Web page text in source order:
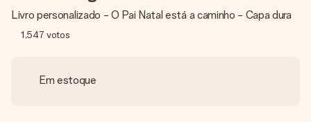
Livro personalizado - O Pai Natal está a caminho - Capa dura
1,547 votos
Em estoque